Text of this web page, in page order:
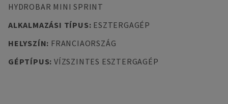
HYDROBAR MINI SPRINT
ALKALMAZÁSI TÍPUS: ESZTERGAGÉP
HELYSZÍN: FRANCIAORSZÁG
GÉPTÍPUS: VÍZSZINTES ESZTERGAGÉP